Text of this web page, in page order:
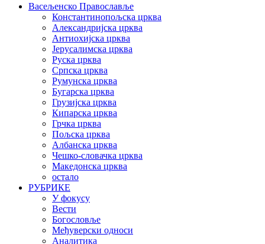
Васељенско Православље
Константинопољска црква
Александријска црква
Антиохијска црква
Јерусалимска црква
Руска црква
Српска црква
Румунска црква
Бугарска црква
Грузијска црква
Кипарска црква
Грчка црква
Пољска црква
Албанска црква
Чешко-словачка црква
Македонска црква
остало
РУБРИКЕ
У фокусу
Вести
Богословље
Међуверски односи
Аналитика